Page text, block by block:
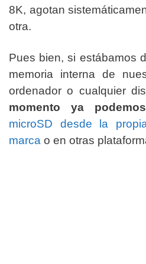
8K, agotan
otra.
Pues bien, si estábamos
memoria interna de
ordenador o cualquier
momento ya podemos
microSD desde la
marca o en otras